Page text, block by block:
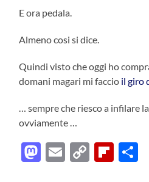
E ora pedala.
Almeno cosi si dice.
Quindi visto che oggi ho
domani magari mi faccio il giro
… sempre che riesco a infilare
ovviamente …
Mastodon
EmailCopy